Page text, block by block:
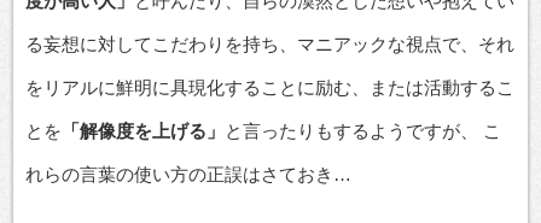
る妄想に対してこだわりを持ち、マニアックな視点で、それ
をリアルに鮮明に具現化することに励む、または活動するこ
とを 「解像度を上げる」 と言ったりもするようですが、 こ
れらの言葉の使い方の正誤はさておき…